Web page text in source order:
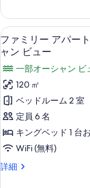
ャ
ン
ビ
ュ
ー
の
す
べ
て
の
写
シ
ャ
ン
ビ
ュ
ー
の
詳
細
ト
3
ベ
ッ
ド
ル
ー
ム
オ
ー
シ
ー
ア
パ
ー
ト
メ
ン
ト
3
ベ
ド
ル
ム
フ
ァ
ミ
リ
ー
ア
パ
ー
ト
5
ファミリー アパー
ャン ビュー
一部オーシャン ビ
120 ㎡
ベッドルーム 2 室
定員 6 名
キングベッド 1 台
WiFi (無料)
詳細
フ